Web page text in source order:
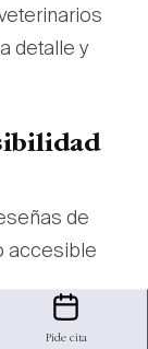
detalle y
de
accesible
aPide cita